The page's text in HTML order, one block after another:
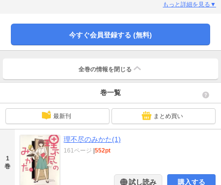
て、何かが変わり始める…！ 笑いあり、涙ありで、心のデトックスができ
もっと詳細を見る▼
今すぐ会員登録する (無料)
全巻の情報を 閉じる
巻一覧
最新刊 まとめ買い
1
巻
理不尽のみかた(1)
161ページ |552pt
試し読み 購入する